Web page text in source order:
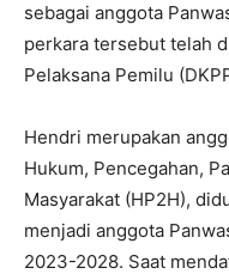
sebagai anggota
perkara tersebut telah
Pelaksana Pemilu
Hendri merupakan
Hukum, Pencegahan,
Masyarakat (HP2H),
menjadi anggota
2023-2028. Saat